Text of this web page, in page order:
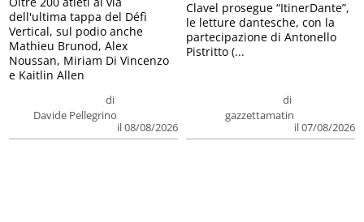
di
Davide Pellegrino
il 08/08/2026
dell'ultima tappa del Défì
Vertical, sul podio anche
Mathieu Brunod, Alex
Noussan, Miriam Di Vincenzo
e Kaitlin Allen
di
gazzettamatin
il 07/08/2026
Clavel prosegue “ItinerDante”,
le letture dantesche, con la
partecipazione di Antonello
Pistritto (...